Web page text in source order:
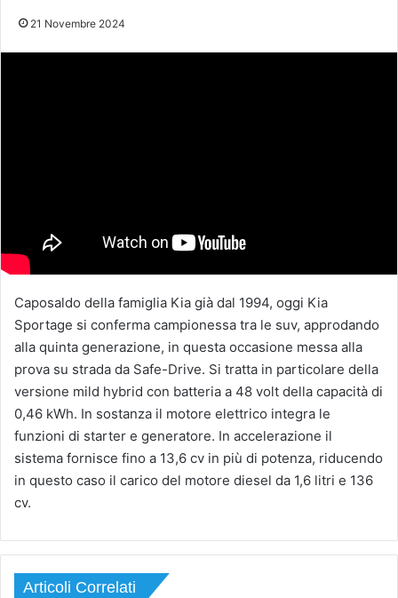
21 Novembre 2024
Caposaldo della famiglia Kia già dal 1994, oggi Kia
Sportage si conferma campionessa tra le suv, approdando
alla quinta generazione, in questa occasione messa alla
prova su strada da Safe-Drive. Si tratta in particolare della
versione mild hybrid con batteria a 48 volt della capacità di
0,46 kWh. In sostanza il motore elettrico integra le
funzioni di starter e generatore. In accelerazione il
sistema fornisce fino a 13,6 cv in più di potenza, riducendo
in questo caso il carico del motore diesel da 1,6 litri e 136
cv.
Articoli Correlati